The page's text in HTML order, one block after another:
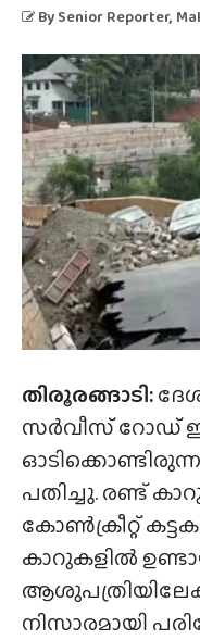
By Senior Reporter,
തിരൂരങ്ങാടി:
സർവീസ് റോഡ്
പതിച്ചു. രണ്ട്
കോൺക്രീറ്റ്
കാറുകളിൽ
നിസാരമായി